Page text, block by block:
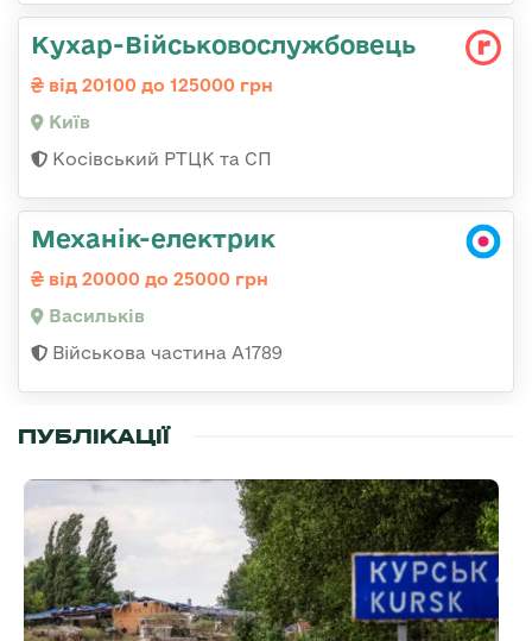
Кухар-Військовослужбовець
від 20100 до 125000 грн
Київ
Косівський РТЦК та СП
Механік-електрик
від 20000 до 25000 грн
Васильків
Військова частина А1789
ПУБЛІКАЦІЇ